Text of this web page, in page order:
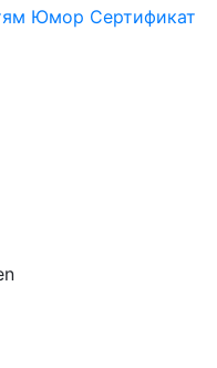
Юмор Сертификат